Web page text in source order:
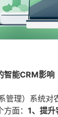
智能CRM影响
管理）系统对
面： 1、提